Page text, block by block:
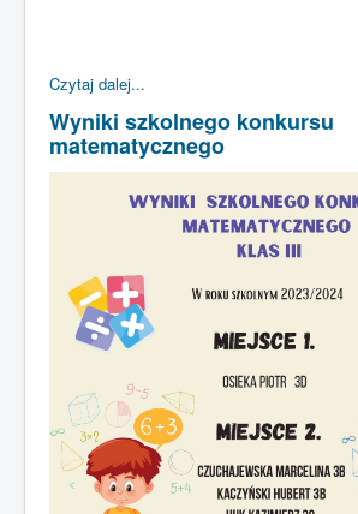
Czytaj dalej...
Wyniki szkolnego konkursu
matematycznego